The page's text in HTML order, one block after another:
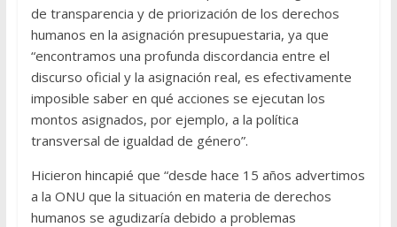
de transparencia y de priorización de los derechos
humanos en la asignación presupuestaria, ya que
“encontramos una profunda discordancia entre el
discurso oficial y la asignación real, es efectivamente
imposible saber en qué acciones se ejecutan los
montos asignados, por ejemplo, a la política
transversal de igualdad de género”.
Hicieron hincapié que “desde hace 15 años advertimos
a la ONU que la situación en materia de derechos
humanos se agudizaría debido a problemas